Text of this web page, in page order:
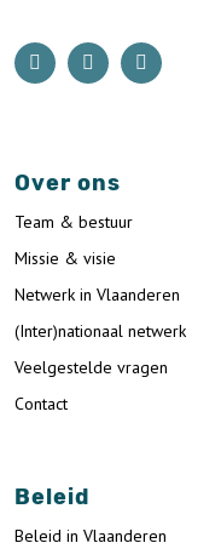
Over ons
Team & bestuur
Missie & visie
Netwerk in Vlaanderen
(Inter)nationaal netwerk
Veelgestelde vragen
Contact
Beleid
Beleid in Vlaanderen